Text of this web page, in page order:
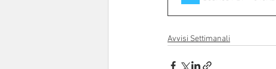
Avvisi Settimanali